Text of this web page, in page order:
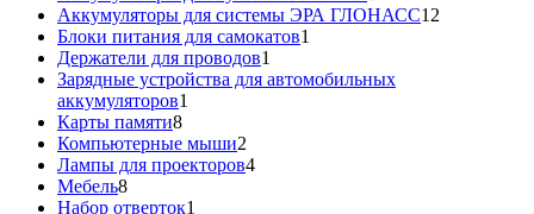
товар
Аккумуляторы для системы ЭРА ГЛОНАСС12
Блоки питания для самокатов1
Держатели для проводов1
товар
Зарядные устройства для автомобильных
аккумуляторов1
Карты памяти88
товаров
Компьютерные мыши2
товара
Лампы для проекторов44
Мебель88
товаров
Набор отверток1